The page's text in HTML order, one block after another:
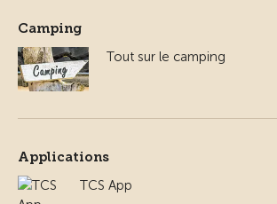
Camping
Tout sur le camping
Applications
TCS App